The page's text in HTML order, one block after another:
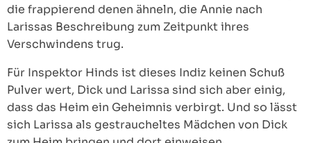
die frappierend denen ähneln, die Annie nach
Larissas Beschreibung zum Zeitpunkt ihres
Verschwindens trug.
Für Inspektor Hinds ist dieses Indiz keinen Schuß
Pulver wert, Dick und Larissa sind sich aber einig,
dass das Heim ein Geheimnis verbirgt. Und so lässt
sich Larissa als gestraucheltes Mädchen von Dick